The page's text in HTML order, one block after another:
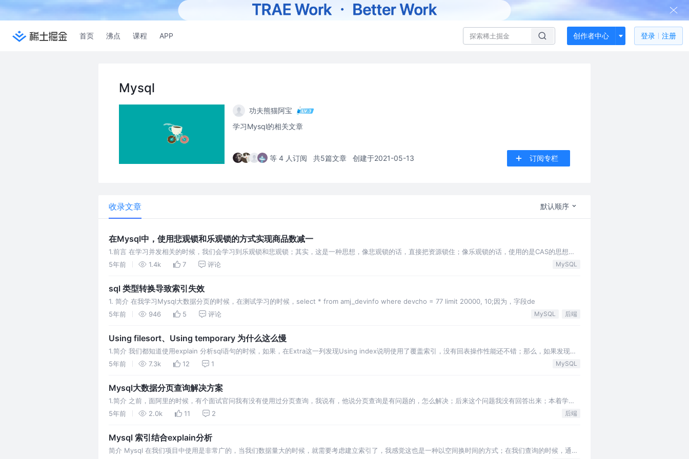
首页 沸点 课程 APP 创作者中心 登录 注册
Mysql
功夫熊猫阿宝
学习Mysql的相关文章
等 4 人订阅 共5篇文章 创建于2021-05-13 订阅专栏
收录文章 默认顺序
在Mysql中，使用悲观锁和乐观锁的方式实现商品数减一
1.前言 在学习并发相关的时候，我们会学习到乐观锁和悲观锁；其实，这是一种思想，像悲观锁的话，直接把资源锁住；像乐观锁的话，使用的是CAS的思想
compare and swap;而且，实现分布式锁的
5年前 1.4k 7 评论 MySQL
sql 类型转换导致索引失效
1. 简介 在我学习Mysql大数据分页的时候，在测试学习的时候，select * from amj_devinfo where devcho = 77 limit 20000, 10;因为，字段de
5年前
946 5 评论 MySQL 后端
Using filesort、Using temporary 为什么这么慢
1.简介 我们都知道使用explain 分析sql语句的时候，如果，在Extra这一列发现Using index说明使用了覆盖索引，没有回表操作性能还不错；那么，如果发现是
Using filesort
5年前 7.3k 12 1 MySQL
Mysql大数据分页查询解决方案
1.简介 之前，面阿里的时候，有个面试官问我有没有使用过分页查询，我说有，他说分页查询是有问题的，怎么解决；后来这个问题我没有回答出来；本着学习
的态度，今天来解决一下这个问题； 2.分页插件使用 1.
5年前 2.0k 11 2 后端
Mysql 索引结合explain分析
简介 Mysql 在我们项目中使用是非常广的，当我们数据量大的时候，就需要考虑建立索引了，我感觉这也是一种以空间换时间的方式；在我们查询的时候，通过